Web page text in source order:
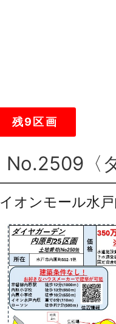
残9区画
No.2509〈
イオンモール水